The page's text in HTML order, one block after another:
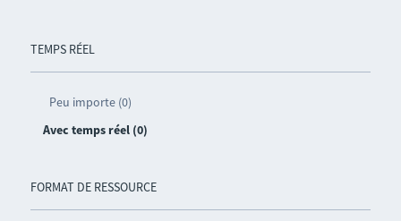
TEMPS RÉEL
Peu importe (0)
Avec temps réel (0)
FORMAT DE RESSOURCE